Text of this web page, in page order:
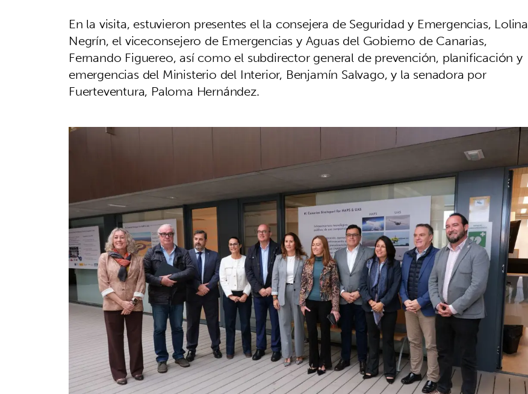
En la visita, estuvieron presentes el la consejera de Seguridad y Emergencias, Lolina
Negrín, el viceconsejero de Emergencias y Aguas del Gobierno de Canarias,
Fernando Figuereo, así como el subdirector general de prevención, planificación y
emergencias del Ministerio del Interior, Benjamín Salvago, y la senadora por
Fuerteventura, Paloma Hernández.